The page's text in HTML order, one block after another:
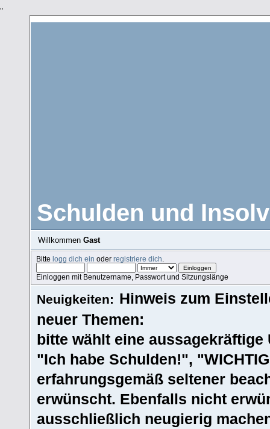
"
Schulden und
Willkommen Gast
Bittelogg dich ein oderregistriere dich
Einloggen mit Benutzername, Passwort und Sitzungslänge
Neuigkeiten: Hinweis zum
neuer Themen:
bitte wählt eine
"Ich habe Schulden!",
erfahrungsgemäß seltener
erwünscht. Ebenfalls nicht
ausschließlich neugierig